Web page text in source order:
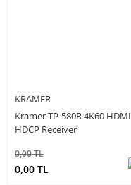
KRAMER
Kramer TP-580R 4K60 HDMI
HDCP Receiver
0,00 TL
0,00 TL